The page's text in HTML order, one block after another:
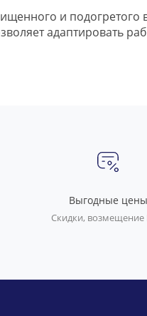
и
адаптировать
Выгодные цены
Скидки,